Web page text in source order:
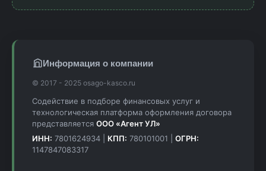
Информация о компании
© 2017 - 2025 osago-kasco.ru
Содействие в подборе финансовых услуг и
технологическая платформа оформления договора
представляется ООО «Агент УЛ»
ИНН: 7801624934 | КПП: 780101001 | ОГРН:
1147847083317